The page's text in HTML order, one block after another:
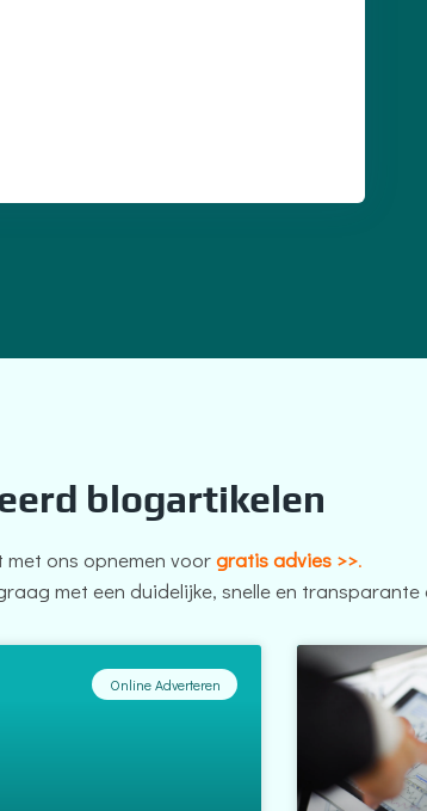
blogartikelen
ons opnemen voorgratis advies >>.
met een duidelijke, snelle en transparante
Online Adverteren